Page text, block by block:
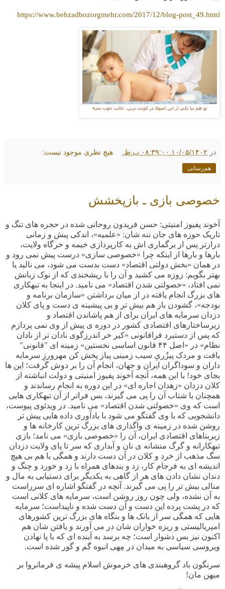
https://www.behzadbozorgmehr.com/2017/12/blog-post_49.html
در ۱۰/۰۵/۱۴۰۲ ۰۸:۳۹:۰۰ ب.ظ. هیچ نظری موجود نیست:
هم‌رسانی
خصوصی بازی ـ بازپخشش
آخوند پفیوز امنیتی: حسن فریدون روحانی شده در حجره های تنگ و
تاریک حوزه های جان ننه شان: «علمیه»، اندکی پیش و زمانی
درازتر پس از برگماری اش به کارپردازی خیمه و خرگاه ولایت،
بارها و بارها از اینکه چرا «خصوصی سازی» درست پیش نمی رود و
در همان «بخش دولتی اقتصاد» دست بدست می شود، می نالید یا
بهتر بگویم: زوزه می کشید و آن را با ریشخندی که از نوک زبانش
نمی افتاد، «خصولتی شدن اقتصاد» می نامید. در اینجا به تبهکاری
های بزرگ انجام یافته در از میان برداشتن «سازمان برنامه و
بودجه»، گشودن باز هم بیش تر و بی پیشینه ی دست و پای کلان
دزدان سرمایه های ایران برای از هم پاشاندن اقتصاد و
زیرساختارهای اقتصادی کشور در دوره ی پیش از وی نمی پردازم
که پس از دستبرد فراقانونی «کیر خر اندرزگوی نادان تر از نادان
نظام» در «اصل ۴۴ قانون اساسی نخستین» زمینه ای "قانونی"
یافت و مردک پیزُریِ سیب زمینی پیاز پخش کن مهرورزِ سرمایه
داران و سوداگران ایران و جهان، انجام آن را بر دوش گرفت؛ این ها
بجای خود! با این همه، آنچه آخوند پفیوز امنیتی و دولت انباشته از
کلان دزدان «زهدان اجاره ای» در این دوره به انجام رساندند و
همچنان با شتاب آن را پی می گیرند، بس فراتر از آن تبهکاری هایی
است که وی «خصولتی شدن اقتصاد» می نامید. در ویدئوی پیوست،
دانشجویی که با وی گفتگو می شود با یادآوری داده هایی پیش تر
روشن شده در زمینه ی واگذاری های بزرگ ترین کارخانه ها و
زیربناهای اقتصادی ایران، آن را «خصوصی بازی» می نامد؛ بازی
تبهکارانه و گرگ منشانه ی نان و آبداری که سر تا پای ولایت دزدان
سگ مذهب از خرد و کلان در آن دست دارند و همگی با هم بی هیچ
اندیشه ای به فرجام کار، زد و بندهای همراه با زد و خورد و چنگ و
دندان نشان دادن های هر از گاهی به یکدیگر برای دستیابی به مال و
منالی بیش تر را پی می گیرند. آنچه در گفتگو اشاره ای سرراست
به آن نشده، ولی چون روز روشن است، سرمایه های کلانی است
که در پشت پرده این دست و آن دست شده و ناپیداست؛ سرمایه
هایی که همگی سر از بانک ها و بنگاه های بزرگ ترین کشورهای
امپریالیستی و ریزه خواران شان در می آورند و یافتن شان هم
اکنون نیز بس دشوار است؛ چه برسد به آینده ای که با پا نهادن
ویروسی سیاسی به میدان در مِهی انبوه گم و گور شده است.
سرنگون باد گروهبندی های خرموش اسلام پیشه ی فرمانروا بر
میهن مان!